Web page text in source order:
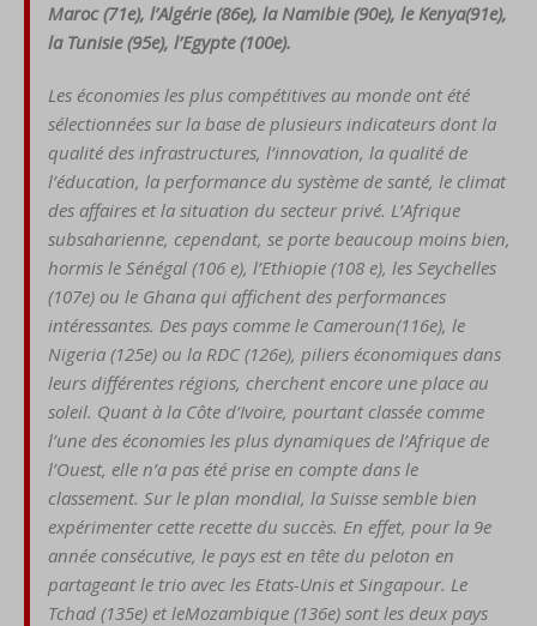
Maroc (71e), l’Algérie (86e), la Namibie (90e), le Kenya(91e),
la Tunisie (95e), l’Egypte (100e).
Les économies les plus compétitives au monde ont été
sélectionnées sur la base de plusieurs indicateurs dont la
qualité des infrastructures, l’innovation, la qualité de
l’éducation, la performance du système de santé, le climat
des affaires etla situation du secteur privé. L’Afrique
subsaharienne, cependant, se porte beaucoup moins bien,
hormis le Sénégal (106 e), l’Ethiopie (108 e), les Seychelles
(107e) ou le Ghana qui affichent des performances
intéressantes. Des pays comme le Cameroun(116e), le
Nigeria (125e) ou la RDC (126e), piliers économiques dans
leurs différentes régions, cherchent encore une place au
soleil. Quantà la Côte d’Ivoire, pourtant classée comme
l’une des économies les plus dynamiques de l’Afrique de
l’Ouest, elle n’a pas été prise en compte dans le
classement. Sur le plan mondial, la Suisse semble bien
expérimenter cette recette du succès. En effet, pour la 9e
année consécutive, le pays est en tête du peloton en
partageant le trio avec les Etats-Unis et Singapour. Le
Tchad (135e) et leMozambique (136e) sont les deux pays